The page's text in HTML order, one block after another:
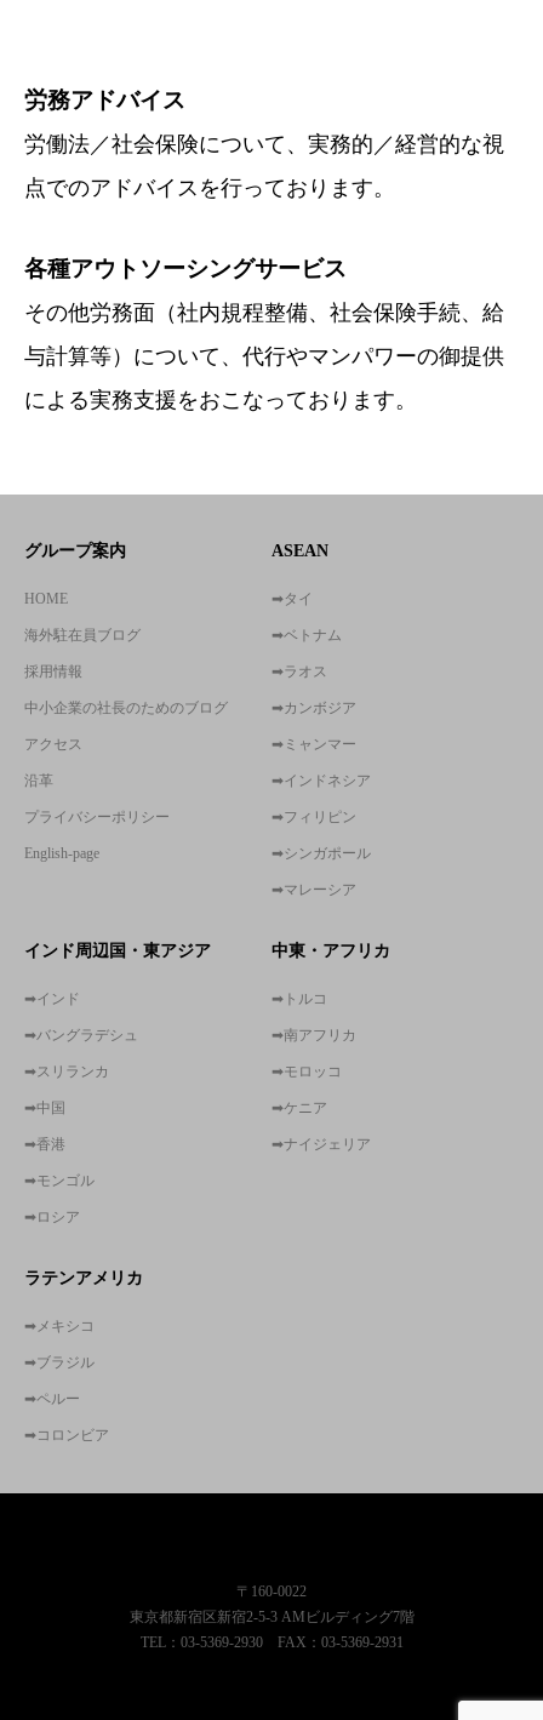
労務アドバイス
労働法／社会保険について、実務的／経営的な視
点でのアドバイスを行っております。
各種アウトソーシングサービス
その他労務面（社内規程整備、社会保険手続、給
与計算等）について、代行やマンパワーの御提供
による実務支援をおこなっております。
グループ案内
HOME
海外駐在員ブログ
採用情報
中小企業の社長のためのブログ
アクセス
沿革
プライバシーポリシー
English-page
ASEAN
➡タイ
➡ベトナム
➡ラオス
➡カンボジア
➡ミャンマー
➡インドネシア
➡フィリピン
➡シンガポール
➡マレーシア
インド周辺国・東アジア
➡インド
➡バングラデシュ
➡スリランカ
➡中国
➡香港
➡モンゴル
➡ロシア
中東・アフリカ
➡トルコ
➡南アフリカ
➡モロッコ
➡ケニア
➡ナイジェリア
ラテンアメリカ
➡メキシコ
➡ブラジル
➡ペルー
➡コロンビア
〒160-0022
東京都新宿区新宿2-5-3 AMビルディング7階
TEL：03-5369-2930 FAX：03-5369-2931